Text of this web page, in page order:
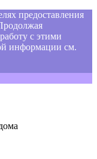
предоставления
с этими
информации см.